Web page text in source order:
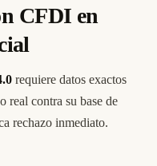
CFDI en
requiere datos exactos
real contra su base de
rechazo inmediato.